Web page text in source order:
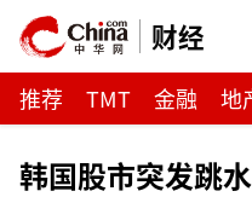
财经
推荐 TMT 金融 地
韩国股市突发跳水